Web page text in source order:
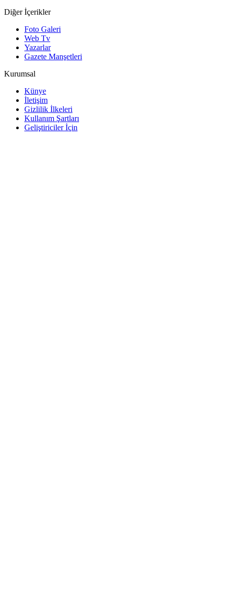
Diğer İçerikler
Foto Galeri
Web Tv
Yazarlar
Gazete Manşetleri
Kurumsal
Künye
İletişim
Gizlilik İlkeleri
Kullanım Şartları
Geliştiriciler İçin